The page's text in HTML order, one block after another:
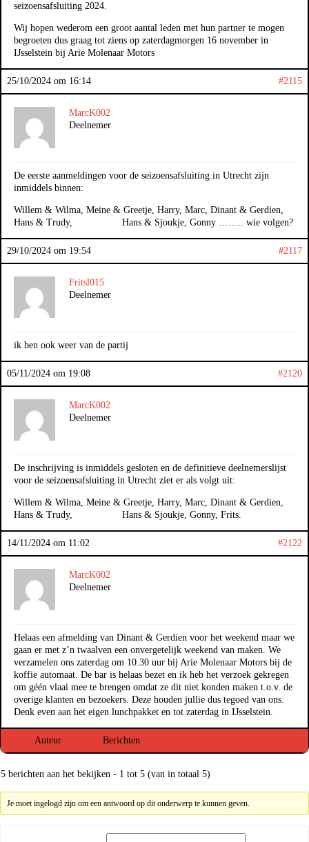
seizoensafsluiting 2024.
Wij hopen wederom een groot aantal leden met hun partner te mogen
begroeten dus graag tot ziens op zaterdagmorgen 16 november in
IJsselstein bij Arie Molenaar Motors
25/10/2024 om 16:14 #2115
MarcK002
Deelnemer
De eerste aanmeldingen voor de seizoensafsluiting in Utrecht zijn
inmiddels binnen:
Willem & Wilma, Meine & Greetje, Harry, Marc, Dinant & Gerdien,
Hans & Trudy, Hans & Sjoukje, Gonny …….. wie volgen?
29/10/2024 om 19:54 #2117
Fritsl015
Deelnemer
ik ben ook weer van de partij
05/11/2024 om 19:08 #2120
MarcK002
Deelnemer
De inschrijving is inmiddels gesloten en de definitieve deelnemerslijst
voor de seizoensafsluiting in Utrecht ziet er als volgt uit:
Willem & Wilma, Meine & Greetje, Harry, Marc, Dinant & Gerdien,
Hans & Trudy, Hans & Sjoukje, Gonny, Frits.
14/11/2024 om 11:02 #2122
MarcK002
Deelnemer
Helaas een afmelding van Dinant & Gerdien voor het weekend maar we
gaan er met z’n twaalven een onvergetelijk weekend van maken. We
verzamelen ons zaterdag om 10.30 uur bij Arie Molenaar Motors bij de
koffie automaat. De bar is helaas bezet en ik heb het verzoek gekregen
om géén vlaai mee te brengen omdat ze dit niet konden maken t.o.v. de
overige klanten en bezoekers. Deze houden jullie dus tegoed van ons.
Denk even aan het eigen lunchpakket en tot zaterdag in IJsselstein.
Auteur Berichten
5 berichten aan het bekijken - 1 tot 5 (van in totaal 5)
Je moet ingelogd zijn om een antwoord op dit onderwerp te kunnen geven.